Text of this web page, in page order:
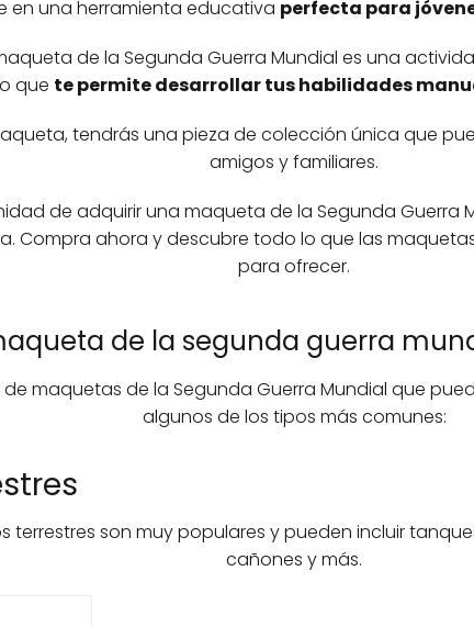
en una herramienta educativa perfecta para
de la Segunda Guerra Mundial es una
que te permite desarrollar tus habilidades
tendrás una pieza de colección única que
amigos y familiares.
de adquirir una maqueta de la Segunda Guerra
Compra ahora y descubre todo lo que las
para ofrecer.
de la segunda guerra
de maquetas de la Segunda Guerra Mundial que
algunos de los tipos más comunes:
terrestres son muy populares y pueden incluir
cañones y más.